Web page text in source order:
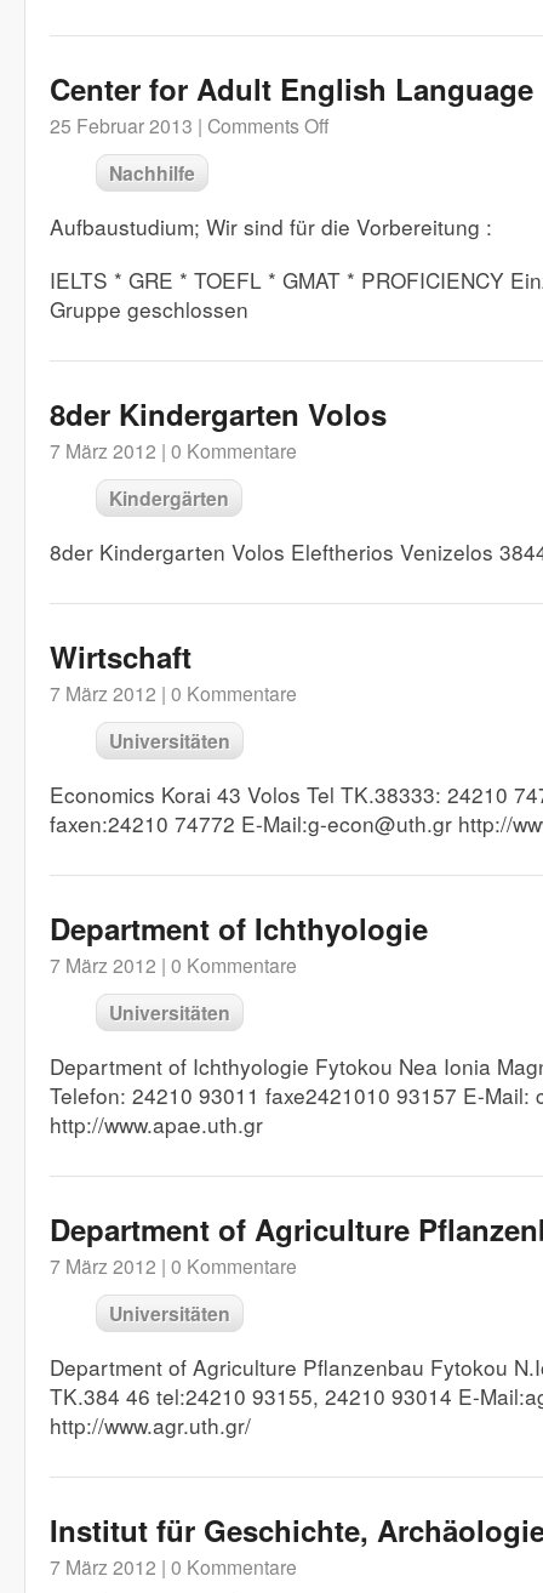
Center for Adult English
25 Februar 2013 | Comments Off
Nachhilfe
Aufbaustudium; Wir sind für die Vorbereitung :
IELTS * GRE * TOEFL * GMAT * PROFICIENCY
Gruppe geschlossen
8der Kindergarten Volos
7 März 2012 | 0 Kommentare
Kindergärten
8der Kindergarten Volos Eleftherios Venizelos
Wirtschaft
7 März 2012 | 0 Kommentare
Universitäten
Economics Korai 43 Volos Tel TK.38333: 24210
faxen:24210 74772 E-Mail:g-econ@uth.gr http://
Department of Ichthyologie
7 März 2012 | 0 Kommentare
Universitäten
Department of Ichthyologie Fytokou Nea Ionia
Telefon: 24210 93011 faxe2421010 93157 E-Mail:
http://www.apae.uth.gr
Department of Agriculture
7 März 2012 | 0 Kommentare
Universitäten
Department of Agriculture Pflanzenbau Fytokou
TK.384 46 tel:24210 93155, 24210 93014 E-
http://www.agr.uth.gr/
Institut für Geschichte,
7 März 2012 | 0 Kommentare